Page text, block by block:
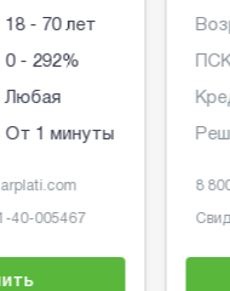
18 - 70 лет
0 - 292%
Любая
От 1 минуты
40-005467
8